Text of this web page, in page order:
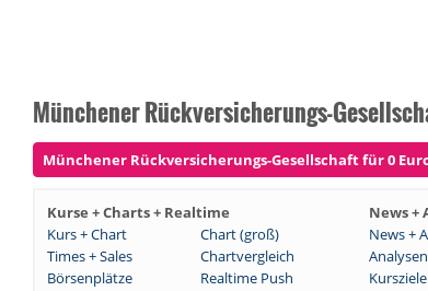
Münchener Rückversicherungs-
Münchener Rückversicherungs-Gesellschaft für 0
Kurse + Charts + Realtime News +
Kurs + Chart
Chart (groß) News +
Times + Sales
Chartvergleich Analysen
Börsenplätze
Realtime Push Kursziele